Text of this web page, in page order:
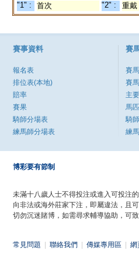
"1" :
首次 "2" : 重戴
賽事資料
報名表
排位表(本地)
賠率
賽果
騎師分場表
練馬師分場表
賽
賽
賽
主
馬
騎
練
博彩要有節制
未滿十八歲人士不得投注或進入可投注的
向非法或海外莊家下注，即屬違法，且可
切勿沉迷賭博，如需尋求輔導協助，可
常見問題 聯絡我們 傳媒專用區 網